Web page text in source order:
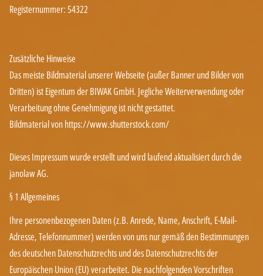
Registernummer: 54322
Zusätzliche Hinweise
Das meiste Bildmaterial unserer Webseite (außer Banner und Bilder von
Dritten) ist Eigentum der BIWAK GmbH. Jegliche Weiterverwendung oder
Verarbeitung ohne Genehmigung ist nicht gestattet.
Bildmaterial vonhttps://www.shutterstock.com/
Dieses Impressum wurde erstellt und wird laufend aktualisiert durch die
janolaw AG.
§ 1 Allgemeines
Ihre personenbezogenen Daten (z.B. Anrede, Name, Anschrift, E-Mail-
Adresse, Telefonnummer) werden von uns nur gemäß den Bestimmungen
des deutschen Datenschutzrechts und des Datenschutzrechts der
Europäischen Union (EU) verarbeitet. Die nachfolgenden Vorschriften